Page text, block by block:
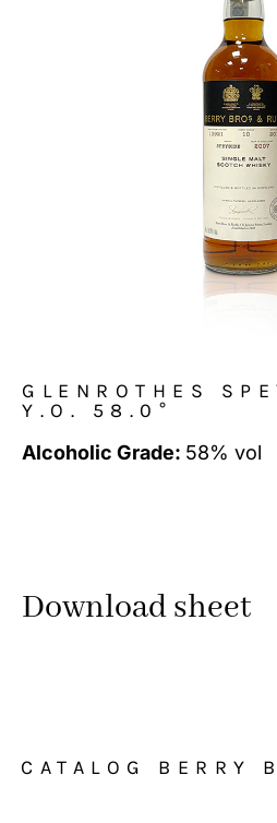
GLENROTHES
Y.O. 58.0°
Alcoholic Grade: 58% vol
Download sheet
CATALOG BERRY